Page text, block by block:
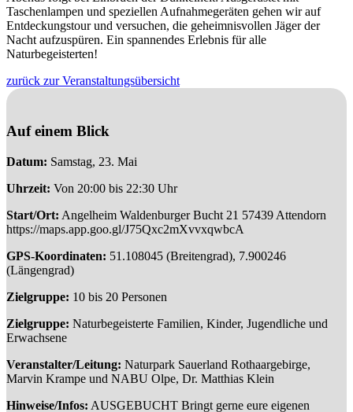
Taschenlampen und speziellen Aufnahmegeräten gehen wir auf
Entdeckungstour und versuchen, die geheimnisvollen Jäger der
Nacht aufzuspüren. Ein spannendes Erlebnis für alle
Naturbegeisterten!
zurück zur Veranstaltungsübersicht
Auf einem Blick
Datum: Samstag, 23. Mai
Uhrzeit: Von 20:00 bis 22:30 Uhr
Start/Ort: Angelheim Waldenburger Bucht 21 57439 Attendorn
https://maps.app.goo.gl/J75Qxc2mXvvxqwbcA
GPS-Koordinaten: 51.108045 (Breitengrad), 7.900246
(Längengrad)
Zielgruppe: 10 bis 20 Personen
Zielgruppe: Naturbegeisterte Familien, Kinder, Jugendliche und
Erwachsene
Veranstalter/Leitung: Naturpark Sauerland Rothaargebirge,
Marvin Krampe und NABU Olpe, Dr. Matthias Klein
Hinweise/Infos: AUSGEBUCHT Bringt gerne eure eigenen